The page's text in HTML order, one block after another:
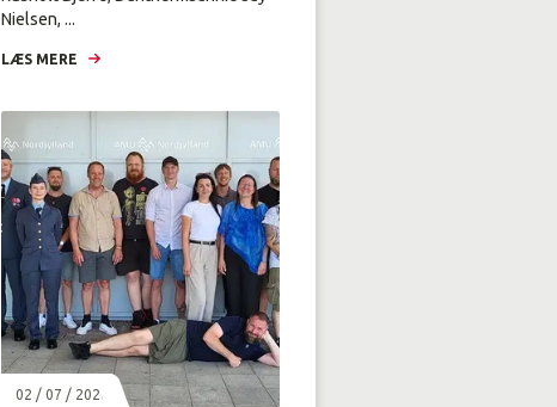
Nielsen, ...
LÆS MERE
02 / 07 / 2026